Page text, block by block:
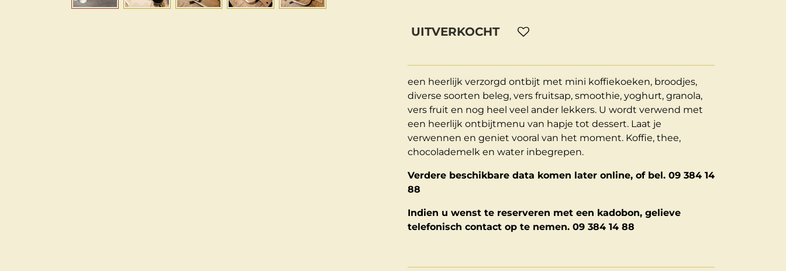
UITVERKOCHT
een heerlijk verzorgd ontbijt met mini koffiekoeken, broodjes,
diverse soorten beleg, vers fruitsap, smoothie, yoghurt, granola,
vers fruit en nog heel veel ander lekkers. U wordt verwend met
een heerlijk ontbijtmenu van hapje tot dessert. Laat je
verwennen en geniet vooral van het moment. Koffie, thee,
chocolademelk en water inbegrepen.
Verdere beschikbare data komen later online, of bel. 09 384 14
88
Indien u wenst te reserveren met een kadobon, gelieve
telefonisch contact op te nemen. 09 384 14 88